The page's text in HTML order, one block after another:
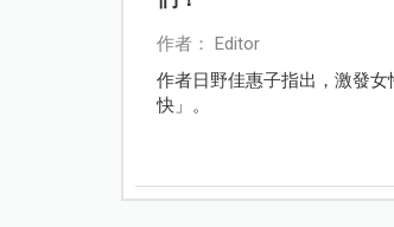
作者： Editor
作者日野佳惠子指出，激發
快」。